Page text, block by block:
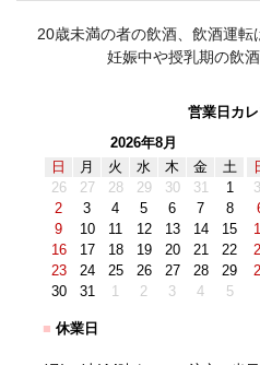
20歳未満の者の飲酒、飲酒運転
妊娠中や授乳期の飲
営業日カ
2026年8月
日
月 火 水 木 金
土
26
27 28 29 30 31
1
2
3 4 5 6 7
8
9
10 11 12 13 14
15
16
17 18 19 20 21
22
23
24 25 26 27 28
29
30
31 1 2 3 4 5
■ 休業日